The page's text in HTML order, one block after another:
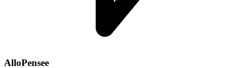
AlloPensee